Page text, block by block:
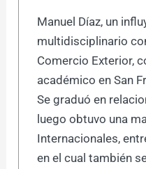
Manuel Díaz, un
multidisciplinario
Comercio Exterior,
académico en San
Se graduó en
luego obtuvo una
Internacionales,
en el cual también